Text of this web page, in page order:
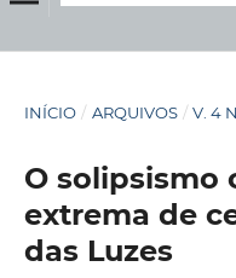
INÍCIO / ARQUIVOS / V. 4
O solipsismo
extrema de
das Luzes